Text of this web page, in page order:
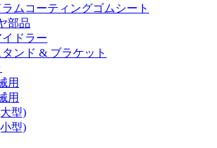
ラムコーティングゴムシート
部品
イドラー
タンド & ブラケット
用
用
型)
型)